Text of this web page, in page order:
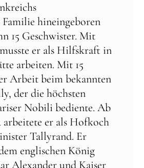
Familie hineingeboren
15 Geschwister. Mit
er als Hilfskraft in
arbeiten. Mit 15
Arbeit beim bekannten
der die höchsten
Nobili bediente. Ab
arbeitete er als Hofkoch
Tallyrand. Er
englischen König
Alexander und Kaiser